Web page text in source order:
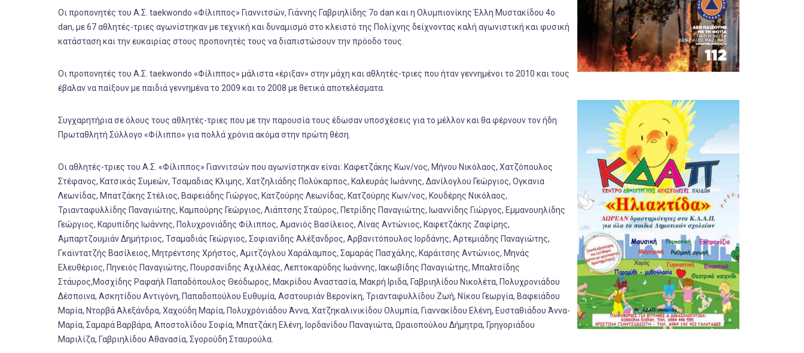
Οι προπονητές του Α.Σ. taekwondo «Φίλιππος» Γιαννιτσών, Γιάννης Γαβριηλίδης 7ο dan και η Ολυμπιονίκης Έλλη Μυστακίδου 4ο
dan, με 67 αθλητές-τριες αγωνίστηκαν με τεχνική και δυναμισμό στο κλειστό της Πολίχνης δείχνοντας καλή αγωνιστική και φυσική
κατάσταση και την ευκαιρίας στους προπονητές τους να διαπιστώσουν την πρόοδο τους.
Οι προπονητές του Α.Σ. taekwondo «Φίλιππος» μάλιστα «έριξαν» στην μάχη και αθλητές-τριες που ήταν γεννημένοι το 2010 και τους
έβαλαν να παίξουν με παιδιά γεννημένα το 2009 και το 2008 με θετικά αποτελέσματα.
Συγχαρητήρια σε όλους τους αθλητές-τριες που με την παρουσία τους έδωσαν υποσχέσεις για το μέλλον και θα φέρνουν τον ήδη
Πρωταθλητή Σύλλογο «Φίλιππο» για πολλά χρόνια ακόμα στην πρώτη θέση.
Οι αθλητές-τριες του Α.Σ. «Φίλιππος» Γιαννιτσών που αγωνίστηκαν είναι: Καφετζάκης Κων/νος, Μήνου Νικόλαος, Χατζόπουλος
Στέφανος, Κατσικάς Συμεών, Τσαμαδιας Κλιμης, Χατζηλιάδης Πολύκαρπος, Καλευράς Ιωάννης, Δανίλογλου Γεώργιος, Ογκανια
Λεωνίδας, Μπατζάκης Στέλιος, Βαφειάδης Γιώργος, Κατζούρης Λεωνίδας, Κατζούρης Κων/νος, Κουδέρης Νικόλαος,
Τριανταφυλλίδης Παναγιώτης, Καμπούρης Γεώργιος, Λιάπτσης Σταύρος, Πετρίδης Παναγιώτης, Ιωαννίδης Γιώργος, Εμμανουηλίδης
Γεώργιος, Καρυπίδης Ιωάννης, Πολυχρονιάδης Φίλιππος, Αμανιός Βασίλειος, Λίνας Αντώνιος, Καφετζάκης Ζαφίρης,
Αμπαρτζουμιάν Δημήτριος, Τσαμαδιάς Γεώργιος, Σοφιανίδης Αλέξανδρος, Αρβανιτόπουλος Ιορδάνης, Αρτεμιάδης Παναγιώτης,
Γκαϊντατζής Βασίλειος, Μητρέντσης Χρήστος, Αμιτζόγλου Χαράλαμπος, Σαμαράς Πασχάλης, Καράιτσης Αντώνιος, Μηνάς
Ελευθέριος, Πηνειός Παναγιώτης, Πουρσανίδης Αχιλλέας, Λεπτοκαρύδης Ιωάννης, Ιακωβίδης Παναγιώτης, Μπαλτσίδης
Στάυρος,Μοσχίδης Ραφαήλ Παπαδόπουλος Θεόδωρος, Μακρίδου Αναστασία, Μακρή Ιριδα, Γαβριηλίδου Νικολέτα, Πολυχρονιάδου
Δέσποινα, Ασκητίδου Αντιγόνη, Παπαδοπούλου Ευθυμία, Ασατουριάν Βερονίκη, Τριανταφυλλίδου Ζωή, Νίκου Γεωργία, Βαφειάδου
Μαρία, Ντορβά Αλεξάνδρα, Χαχούδη Μαρία, Πολυχρόνιάδου Άννα, Χατζηκαλινικίδου Ολυμπία, Γιαννακίδου Ελένη, Ευσταθιάδου Άννα-
Μαρία, Σαμαρά Βαρβάρα, Αποστολίδου Σοφία, Μπατζάκη Ελένη, Ιορδανίδου Παναγιώτα, Ωραιοπούλου Δήμητρα, Γρηγοριάδου
Μαριλίζα, Γαβριηλίδου Αθανασία, Σγορούδη Σταυρούλα.